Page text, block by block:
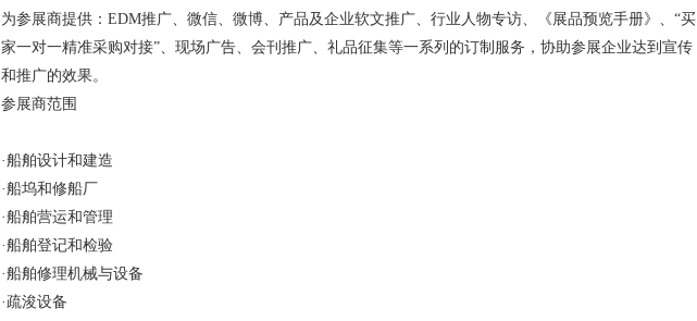
为参展商提供：EDM推广、微信、微博、产品及企业软文推广、行业人物专访、《展品预览手册》、“买
家一对一精准采购对接”、现场广告、会刊推广、礼品征集等一系列的订制服务，协助参展企业达到宣传
和推广的效果。
参展商范围
·船舶设计和建造
·船坞和修船厂
·船舶营运和管理
·船舶登记和检验
·船舶修理机械与设备
·疏浚设备